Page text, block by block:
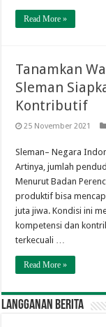
Read More »
Tanamkan
Sleman
Kontributif
25 November 2021
Sleman– Negara
Artinya, jumlah
Menurut Badan
produktif bisa
juta jiwa. Kondisi ini
kompetensi dan
terkecuali …
Read More »
Langganan berita